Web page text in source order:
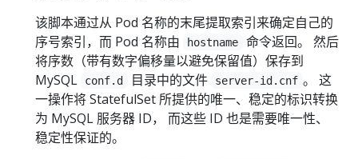
该脚本通过从 Pod 名称的末尾提取索引来确定自己的
序号索引，而 Pod 名称由
hostname
命令返回。 然后
将序数（带有数字偏移量以避免保留值）保存到
MySQL
conf.d 目录中的文件 server-id.cnf 。 这
一操作将 StatefulSet 所提供的唯一、稳定的标识转换
为 MySQL 服务器 ID， 而这些 ID 也是需要唯一性、
稳定性保证的。